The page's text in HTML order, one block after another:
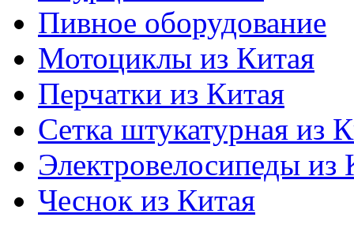
Пивное оборудование
Мотоциклы из Китая
Перчатки из Китая
Сетка штукатурная из
Электровелосипеды из
Чеснок из Китая